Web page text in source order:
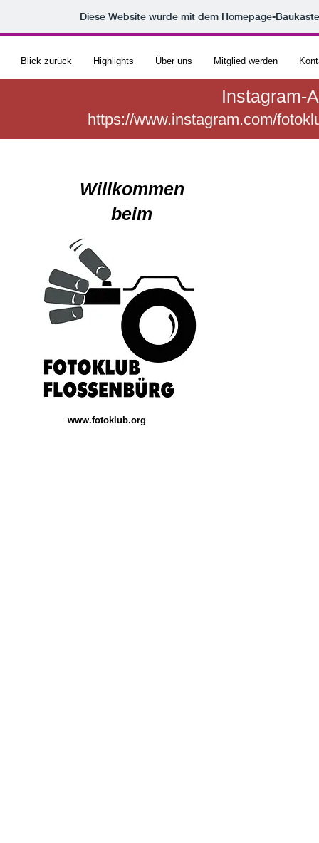
Diese Website wurde mit dem Homepage-
Blick zurück Highlights Über uns Mitglied werden
Instagram-
https://www.instagram.com/
Willkommen
​beim
www.fotoklub.org